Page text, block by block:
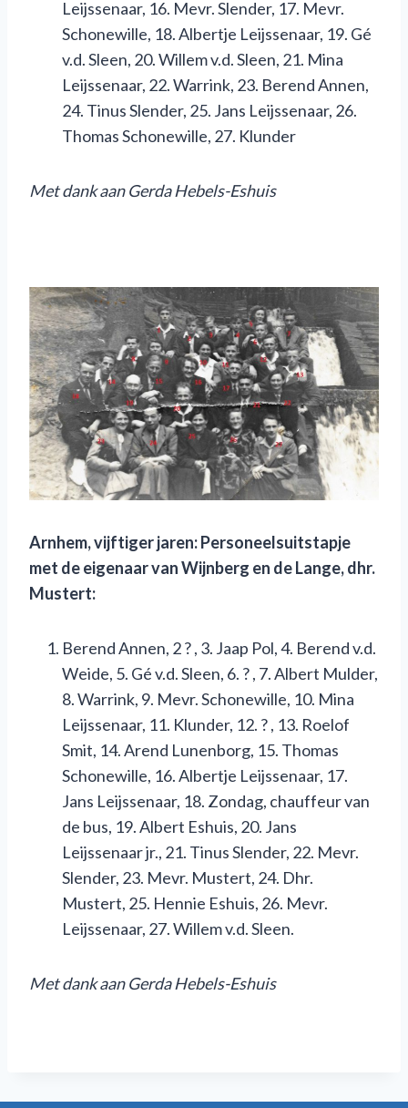
Leijssenaar, 16. Mevr. Slender, 17. Mevr.
Schonewille, 18. Albertje Leijssenaar, 19. Gé
v.d. Sleen, 20. Willem v.d. Sleen, 21. Mina
Leijssenaar, 22. Warrink, 23. Berend Annen,
24. Tinus Slender, 25. Jans Leijssenaar, 26.
Thomas Schonewille, 27. Klunder
Met dank aan Gerda Hebels-Eshuis
Arnhem,vijftiger jaren:Personeelsuitstapje
met de eigenaar van Wijnberg en de Lange,dhr.
Mustert:
Berend Annen, 2 ? , 3. Jaap Pol, 4. Berend v.d.
Weide, 5. Gé v.d. Sleen, 6. ? , 7. Albert Mulder,
8. Warrink, 9. Mevr. Schonewille, 10. Mina
Leijssenaar, 11. Klunder, 12. ? , 13. Roelof
Smit, 14. Arend Lunenborg, 15. Thomas
Schonewille, 16. Albertje Leijssenaar, 17.
Jans Leijssenaar, 18. Zondag, chauffeur van
de bus, 19. Albert Eshuis, 20. Jans
Leijssenaar jr., 21. Tinus Slender, 22. Mevr.
Slender, 23. Mevr. Mustert, 24. Dhr.
Mustert, 25. Hennie Eshuis, 26. Mevr.
Leijssenaar, 27. Willem v.d. Sleen.
Met dank aan Gerda Hebels-Eshuis